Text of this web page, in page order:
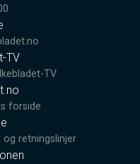
TV
TV
forside
og retningslinjer